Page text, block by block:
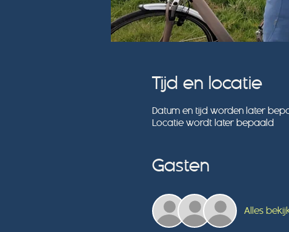
Tijd en locatie
Datum en tijd worden later
Locatie wordt later bepaald
Gasten
Alles